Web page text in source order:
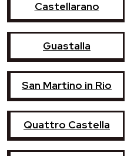
Castellarano
Guastalla
San Martino in Rio
Quattro Castella